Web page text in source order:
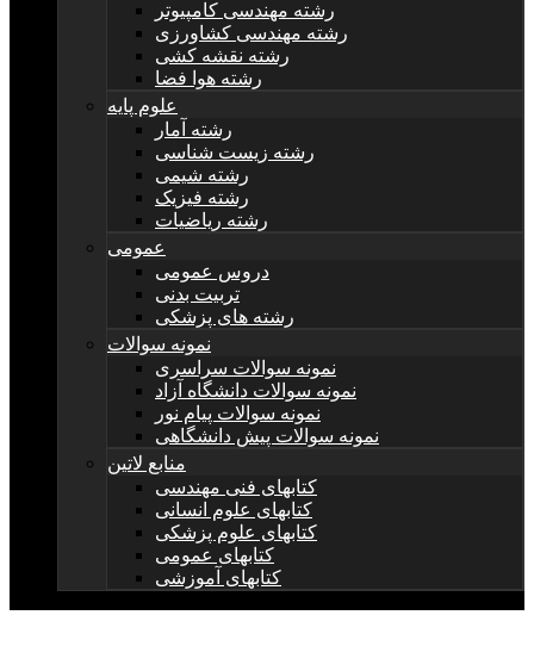
رشته مهندسی کامپیوتر
رشته مهندسی کشاورزی
رشته نقشه کشی
رشته هوا فضا
علوم پایه
رشته آمار
رشته زیست شناسی
رشته شیمی
رشته فیزیک
رشته ریاضیات
عمومی
دروس عمومی
تربیت بدنی
رشته های پزشکی
نمونه سوالات
نمونه سوالات سراسری
نمونه سوالات دانشگاه آزاد
نمونه سوالات پیام نور
نمونه سوالات پیش دانشگاهی
منابع لاتین
کتابهای فنی مهندسی
کتابهای علوم انسانی
کتابهای علوم پزشکی
کتابهای عمومی
کتابهای آموزشی